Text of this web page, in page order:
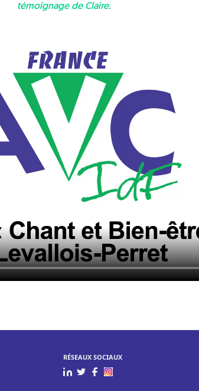
témoignage de Claire.
RÉSEAUX SOCIAUX